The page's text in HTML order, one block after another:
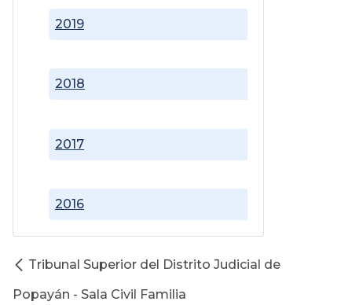
2016
2017
2018
2019
Tribunal Superior del Distrito Judicial de
Popayán - Sala Civil Familia